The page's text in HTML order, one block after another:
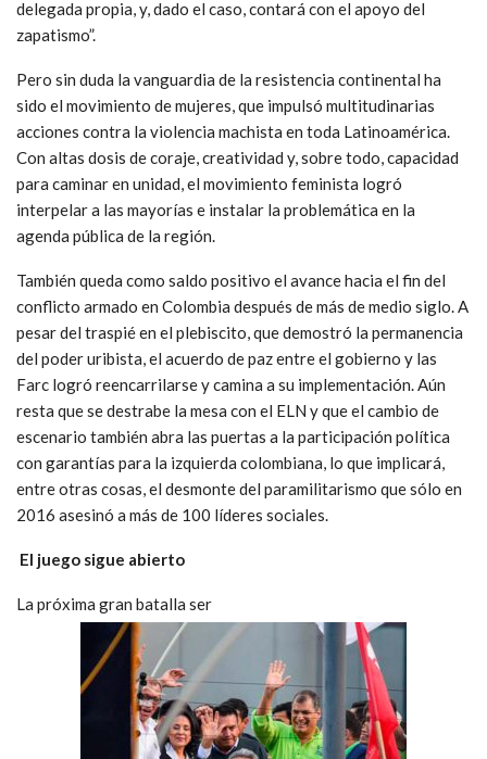
delegada propia, y, dado el caso, contará con el apoyo del
zapatismo”.
Pero sin duda la vanguardia de la resistencia continental ha
sido el movimiento de mujeres, que impulsó multitudinarias
acciones contra la violencia machista en toda Latinoamérica.
Con altas dosis de coraje, creatividad y, sobre todo, capacidad
para caminar en unidad, el movimiento feminista logró
interpelar a las mayorías e instalar la problemática en la
agenda pública de la región.
También queda como saldo positivo el avance hacia el fin del
conflicto armado en Colombia después de más de medio siglo. A
pesar del traspié en el plebiscito, que demostró la permanencia
del poder uribista, el acuerdo de paz entre el gobierno y las
Farc logró reencarrilarse y camina a su implementación. Aún
resta que se destrabe la mesa con el ELN y que el cambio de
escenario también abra las puertas a la participación política
con garantías para la izquierda colombiana, lo que implicará,
entre otras cosas, el desmonte del paramilitarismo que sólo en
2016 asesinó a más de 100 líderes sociales.
El juego sigue abierto
La próxima gran batalla ser